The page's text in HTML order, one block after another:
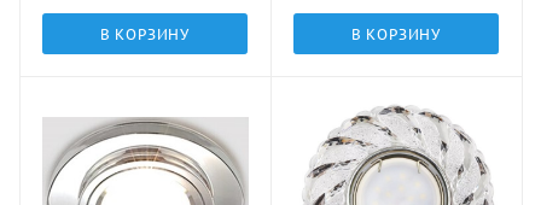
В КОРЗИНУ В КОРЗИНУ